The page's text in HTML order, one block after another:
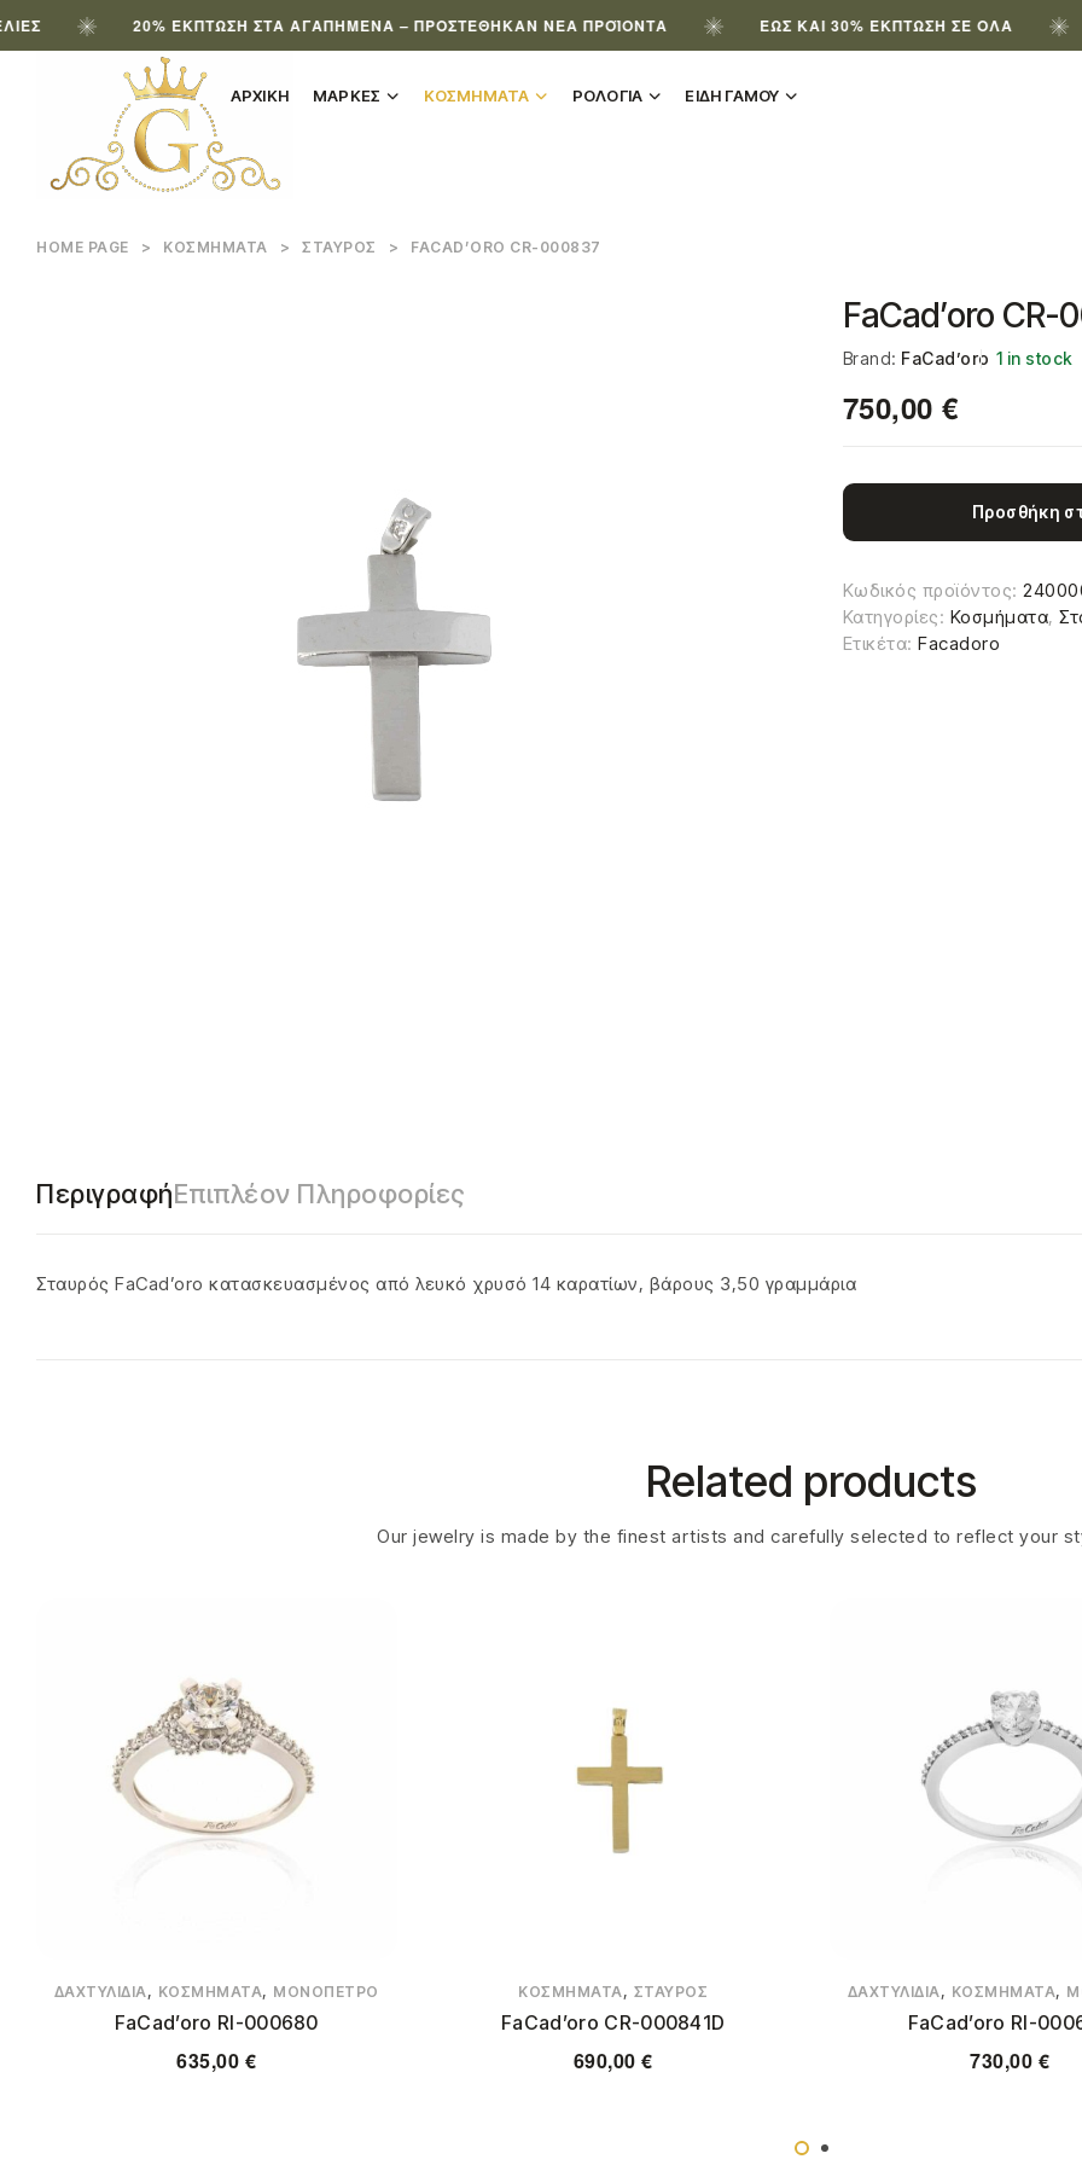
20% ΈΚΠΤΩΣΗ ΣΤΑ ΑΓΑΠΗΜΈΝΑ – ΠΡΟΣΤΈΘΗΚΑΝ ΝΈΑ ΠΡΟΪΌΝΤΑ ΈΩΣ ΚΑΙ 30% ΈΚΠΤΩΣΗ ΣΕ ΌΛΑ
ΑΡΧΙΚΗ ΜΑΡΚΕΣ ΚΟΣΜΗΜΑΤΑ ΡΟΛΟΓΙΑ ΕΙΔΗ ΓΑΜΟΥ
HOME PAGE > ΚΟΣΜΉΜΑΤΑ > ΣΤΑΥΡΌΣ > FACAD’ORO CR-000837
FaCad’oro CR-
Brand: FaCad’oro 1 in stock
750,00€
Προσθήκη
Κωδικός προϊόντος:
Κατηγορίες: Κοσμήματα,
Ετικέτα:Facadoro
ΠεριγραφήΕπιπλέον Πληροφορίες
Σταυρός FaCad’oro κατασκευασμένος από λευκό χρυσό 14 καρατίων, βάρους 3,50 γραμμάρια
Related products
Our jewelry is made by the finest artists and carefully selected to reflect your
ΔΑΧΤΥΛΊΔΙΑ , ΚΟΣΜΉΜΑΤΑ, ΜΟΝΌΠΕΤΡΟ
FaCad’oro RΙ-000680
635,00 €
ΚΟΣΜΉΜΑΤΑ , ΣΤΑΥΡΌΣ
FaCad’oro CR-000841D
690,00€
ΔΑΧΤΥΛΊΔΙΑ , ΚΟΣΜΉΜΑΤΑ,
FaCad’oro RI-
730,00 €